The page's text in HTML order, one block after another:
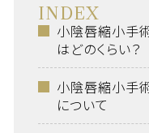
INDEX
小陰唇縮小手
はどのくらい？
小陰唇縮小手
について